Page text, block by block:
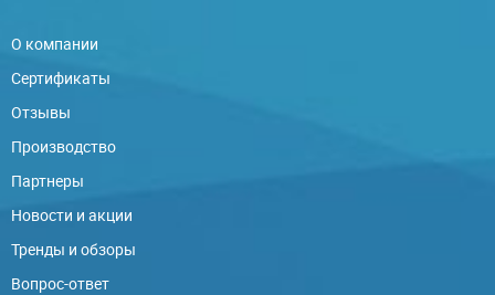
О компании
Сертификаты
Отзывы
Производство
Партнеры
Новости и акции
Тренды и обзоры
Вопрос-ответ